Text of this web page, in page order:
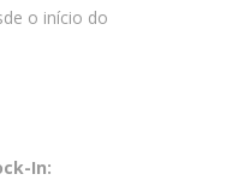
o início do
In: